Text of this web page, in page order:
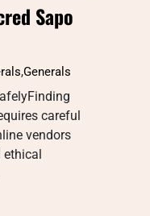
Sapo
,Generals
careful
vendors
ethical